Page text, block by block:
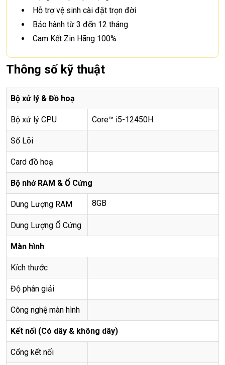
Hỗ trợ vệ sinh cài đặt trọn đời
Bảo hành từ 3 đến 12 tháng
Cam Kết Zin Hãng 100%
Thông số kỹ thuật
Bộ xử lý & Đồ hoạ
Bộ xử lý CPU Core™ i5-12450H
Số Lõi
Card đồ hoạ
Bộ nhớ RAM & Ổ Cứng
Dung Lượng RAM 8GB
Dung Lượng Ổ Cứng
Màn hình
Kích thước
Độ phân giải
Công nghệ màn hình
Kết nối (Có dây & không dây)
Cổng kết nối